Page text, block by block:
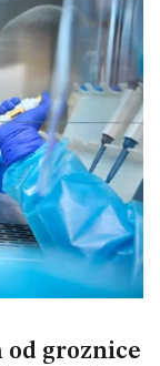
od groznice